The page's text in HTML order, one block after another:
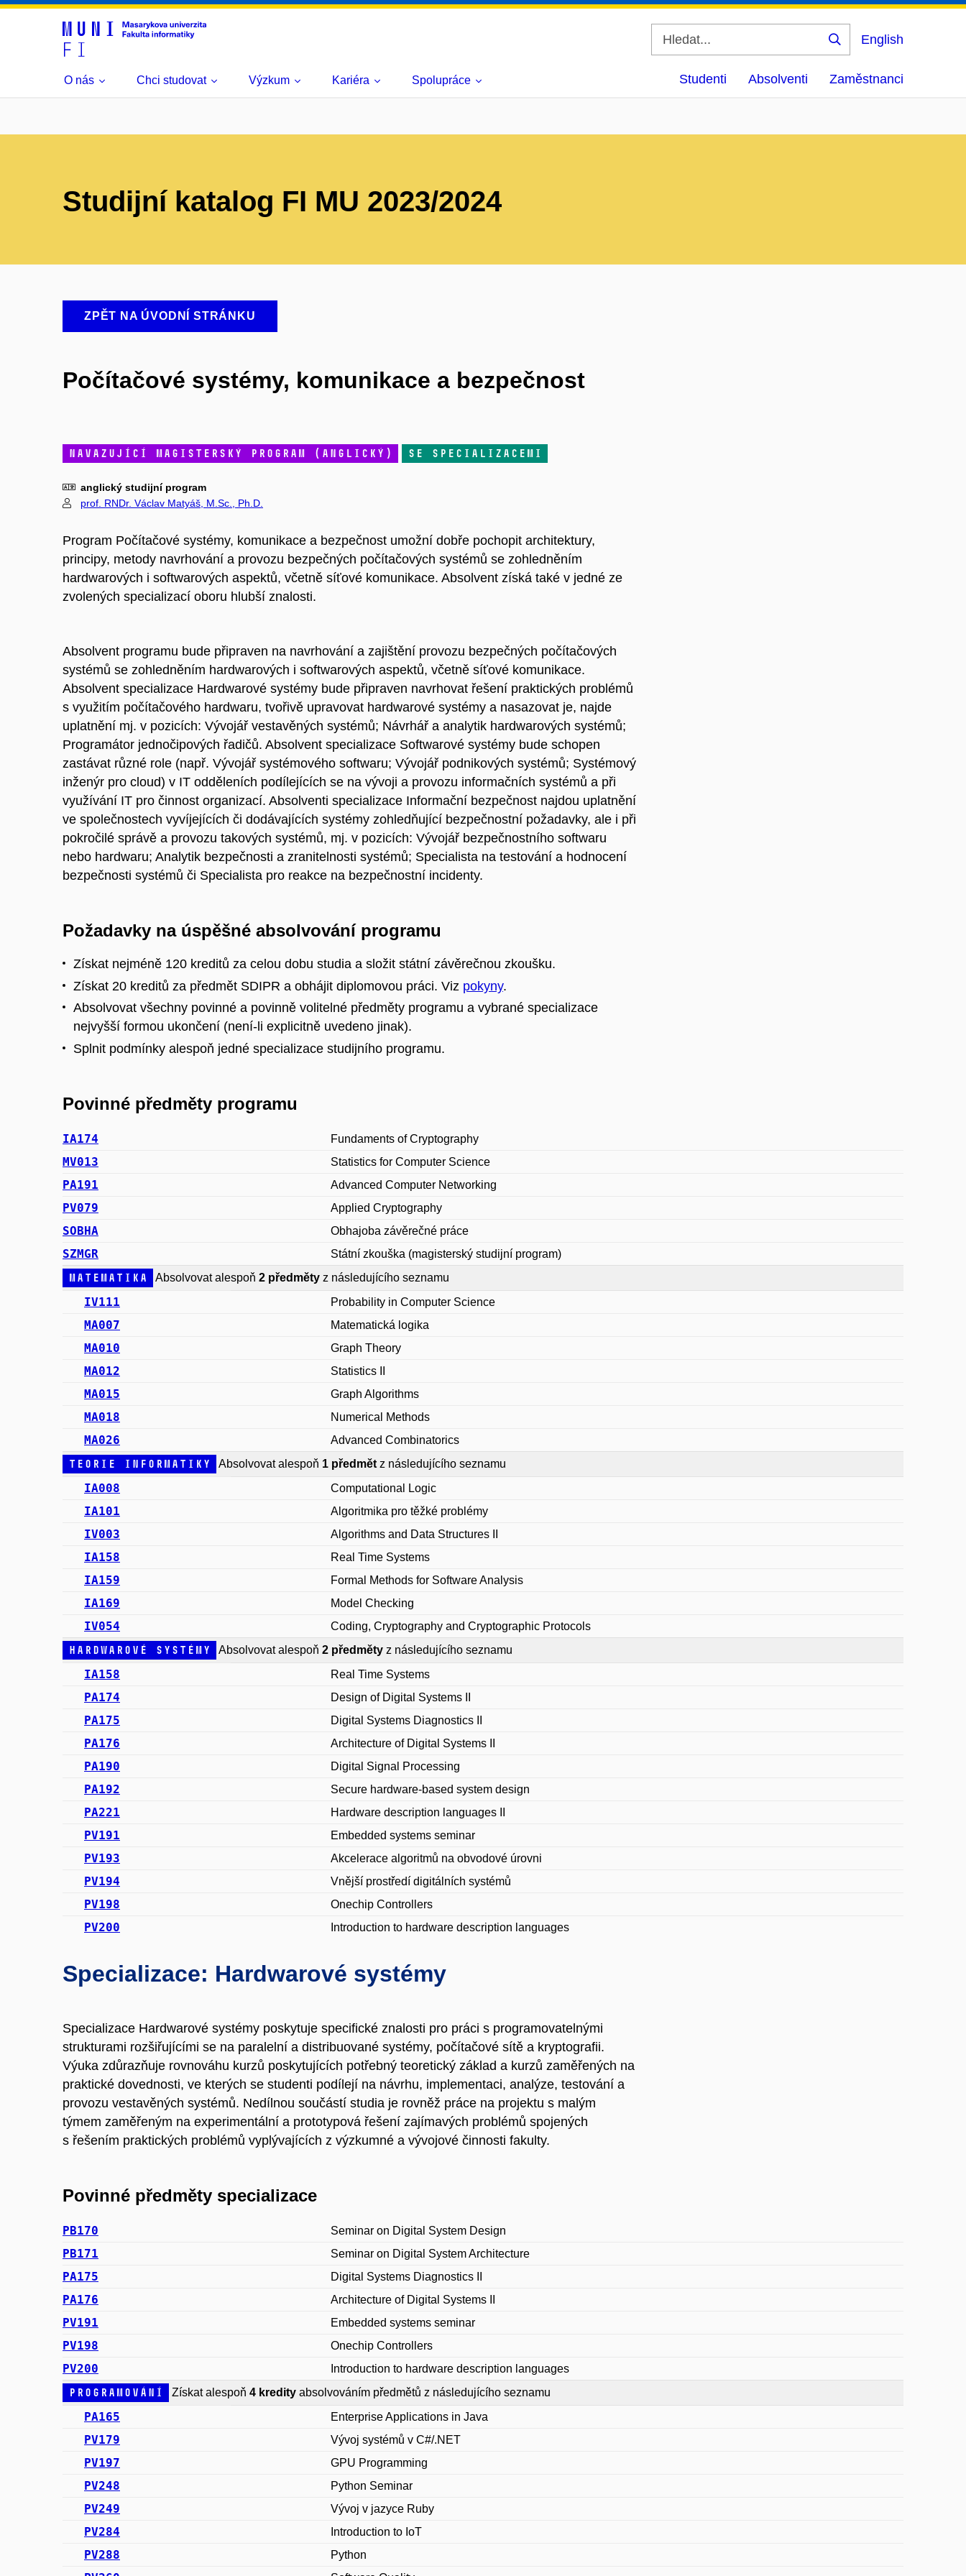
Vyhledat
English
O nás Chci studovat Výzkum Kariéra Spolupráce Studenti Absolventi Zaměstnanci
Studijní katalog FI MU 2023/2024
ZPĚT NA ÚVODNÍ STRÁNKU
Počítačové systémy, komunikace a bezpečnost
navazující magisterský program (anglický) se specializacemi
anglický studijní program
prof. RNDr. Václav Matyáš, M.Sc., Ph.D.
Program Počítačové systémy, komunikace a bezpečnost umožní dobře pochopit architektury,
principy, metody navrhování a provozu bezpečných počítačových systémů se zohledněním
hardwarových i softwarových aspektů, včetně síťové komunikace. Absolvent získá také v jedné ze
zvolených specializací oboru hlubší znalosti.
Absolvent programu bude připraven na navrhování a zajištění provozu bezpečných počítačových
systémů se zohledněním hardwarových i softwarových aspektů, včetně síťové komunikace.
Absolvent specializace Hardwarové systémy bude připraven navrhovat řešení praktických problémů
s využitím počítačového hardwaru, tvořivě upravovat hardwarové systémy a nasazovat je, najde
uplatnění mj. v pozicích: Vývojář vestavěných systémů; Návrhář a analytik hardwarových systémů;
Programátor jednočipových řadičů. Absolvent specializace Softwarové systémy bude schopen
zastávat různé role (např. Vývojář systémového softwaru; Vývojář podnikových systémů; Systémový
inženýr pro cloud) v IT odděleních podílejících se na vývoji a provozu informačních systémů a při
využívání IT pro činnost organizací. Absolventi specializace Informační bezpečnost najdou uplatnění
ve společnostech vyvíjejících či dodávajících systémy zohledňující bezpečnostní požadavky, ale i při
pokročilé správě a provozu takových systémů, mj. v pozicích: Vývojář bezpečnostního softwaru
nebo hardwaru; Analytik bezpečnosti a zranitelnosti systémů; Specialista na testování a hodnocení
bezpečnosti systémů či Specialista pro reakce na bezpečnostní incidenty.
Požadavky na úspěšné absolvování programu
Získat nejméně 120 kreditů za celou dobu studia a složit státní závěrečnou zkoušku.
Získat 20 kreditů za předmět SDIPR a obhájit diplomovou práci. Viz pokyny.
Absolvovat všechny povinné a povinně volitelné předměty programu a vybrané specializace
nejvyšší formou ukončení (není-li explicitně uvedeno jinak).
Splnit podmínky alespoň jedné specializace studijního programu.
Povinné předměty programu
IA174 Fundaments of Cryptography
MV013 Statistics for Computer Science
PA191 Advanced Computer Networking
PV079 Applied Cryptography
SOBHA Obhajoba závěrečné práce
SZMGR Státní zkouška (magisterský studijní program)
Matematika Absolvovat alespoň 2 předměty z následujícího seznamu
IV111 Probability in Computer Science
MA007 Matematická logika
MA010 Graph Theory
MA012 Statistics II
MA015 Graph Algorithms
MA018 Numerical Methods
MA026 Advanced Combinatorics
Teorie Informatiky Absolvovat alespoň 1 předmět z následujícího seznamu
IA008 Computational Logic
IA101 Algoritmika pro těžké problémy
IV003 Algorithms and Data Structures II
IA158 Real Time Systems
IA159 Formal Methods for Software Analysis
IA169 Model Checking
IV054 Coding, Cryptography and Cryptographic Protocols
Hardwarové systémy Absolvovat alespoň 2 předměty z následujícího seznamu
IA158 Real Time Systems
PA174 Design of Digital Systems II
PA175 Digital Systems Diagnostics II
PA176 Architecture of Digital Systems II
PA190 Digital Signal Processing
PA192 Secure hardware-based system design
PA221 Hardware description languages II
PV191 Embedded systems seminar
PV193 Akcelerace algoritmů na obvodové úrovni
PV194 Vnější prostředí digitálních systémů
PV198 Onechip Controllers
PV200 Introduction to hardware description languages
Specializace: Hardwarové systémy
Specializace Hardwarové systémy poskytuje specifické znalosti pro práci s programovatelnými
strukturami rozšiřujícími se na paralelní a distribuované systémy, počítačové sítě a kryptografii.
Výuka zdůrazňuje rovnováhu kurzů poskytujících potřebný teoretický základ a kurzů zaměřených na
praktické dovednosti, ve kterých se studenti podílejí na návrhu, implementaci, analýze, testování a
provozu vestavěných systémů. Nedílnou součástí studia je rovněž práce na projektu s malým
týmem zaměřeným na experimentální a prototypová řešení zajímavých problémů spojených
s řešením praktických problémů vyplývajících z výzkumné a vývojové činnosti fakulty.
Povinné předměty specializace
PB170 Seminar on Digital System Design
PB171 Seminar on Digital System Architecture
PA175 Digital Systems Diagnostics II
PA176 Architecture of Digital Systems II
PV191 Embedded systems seminar
PV198 Onechip Controllers
PV200 Introduction to hardware description languages
Programování Získat alespoň 4 kredity absolvováním předmětů z následujícího seznamu
PA165 Enterprise Applications in Java
PV179 Vývoj systémů v C#/.NET
PV197 GPU Programming
PV248 Python Seminar
PV249 Vývoj v jazyce Ruby
PV284 Introduction to IoT
PV288 Python